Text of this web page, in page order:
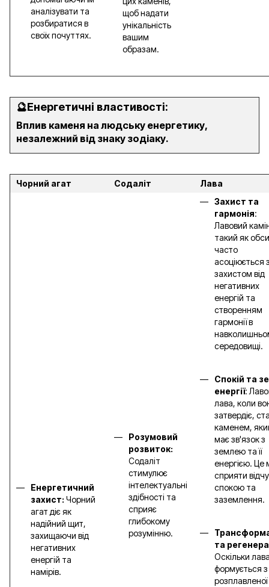
аналізувати та
розбиратися в
своїх почуттях.
щоб надати
унікальність
вашим
образам.
🔮Енергетичні властивості:
Вплив каменя на людську енергетику,
незалежний від знаку зодіаку.
Чорний агат Содаліт Лава
Енергетичний
захист: Чорний
агат діє як
надійний щит,
захищаючи від
негативних
енергій та
намірів.
Розумовий
розвиток:
Содаліт
стимулює
інтелектуальні
здібності та
сприяє
глибокому
розумінню.
Захист та
гармонія:
Лавовий
такий як
часто
асоціюється
захистом від
негативних
енергій та
створенням
гармонії в
середовищі.
Спокій та
енергії:
лава, коли
затвердіє,
каменем,
має зв'язок з
землею та її
енергією. Це
сприяти
спокою та
заземлення.
та
Оскільки
формується з
розплавленої